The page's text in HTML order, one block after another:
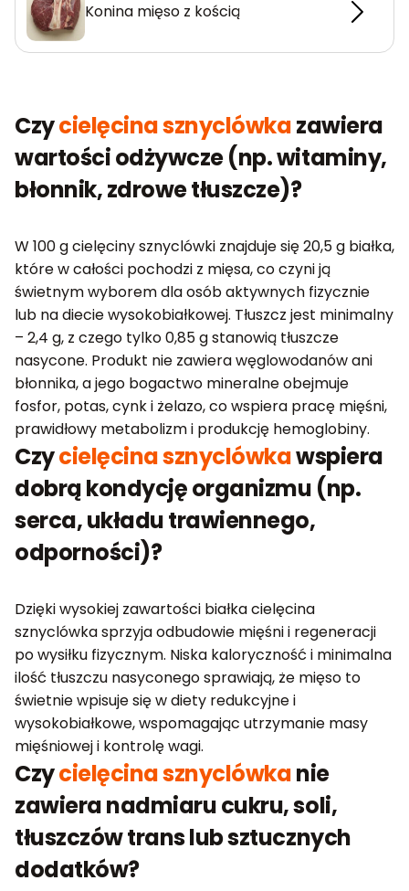
Konina mięso z kością
Czycielęcina sznyclówkazawiera
wartości odżywcze (np. witaminy,
błonnik, zdrowe tłuszcze)?
W 100 g cielęciny sznyclówki znajduje się 20,5 g białka,
które w całości pochodzi z mięsa, co czyni ją
świetnym wyborem dla osób aktywnych fizycznie
lub na diecie wysokobiałkowej. Tłuszcz jest minimalny
– 2,4 g, z czego tylko 0,85 g stanowią tłuszcze
nasycone. Produkt nie zawiera węglowodanów ani
błonnika, a jego bogactwo mineralne obejmuje
fosfor, potas, cynk i żelazo, co wspiera pracę mięśni,
prawidłowy metabolizm i produkcję hemoglobiny.
Czycielęcina sznyclówkawspiera
dobrą kondycję organizmu (np.
serca, układu trawiennego,
odporności)?
Dzięki wysokiej zawartości białka cielęcina
sznyclówka sprzyja odbudowie mięśni i regeneracji
po wysiłku fizycznym. Niska kaloryczność i minimalna
ilość tłuszczu nasyconego sprawiają, że mięso to
świetnie wpisuje się w diety redukcyjne i
wysokobiałkowe, wspomagając utrzymanie masy
mięśniowej i kontrolę wagi.
Czycielęcina sznyclówkanie
zawiera nadmiaru cukru, soli,
tłuszczów trans lub sztucznych
dodatków?